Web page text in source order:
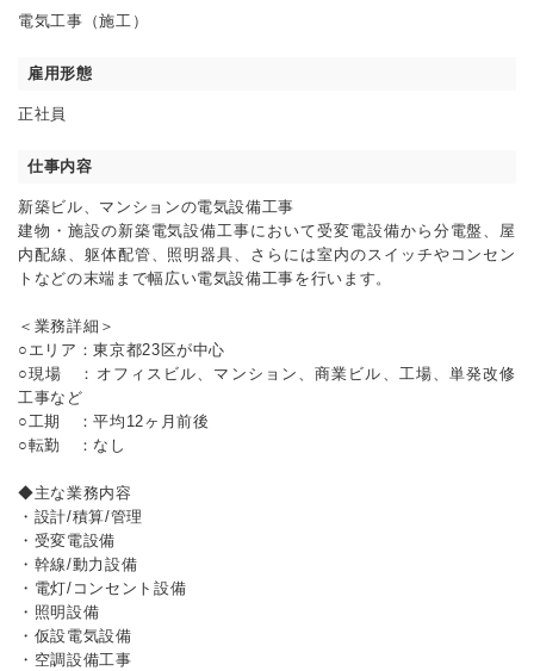
電気工事（施工）
雇用形態
正社員
仕事内容
新築ビル、マンションの電気設備工事
建物・施設の新築電気設備工事において受変電設備から分電盤、屋
内配線、躯体配管、照明器具、さらには室内のスイッチやコンセン
トなどの末端まで幅広い電気設備工事を行います。
＜業務詳細＞
○エリア：東京都23区が中心
○現場 ：オフィスビル、マンション、商業ビル、工場、単発改修
工事など
○工期 ：平均12ヶ月前後
○転勤 ：なし
◆主な業務内容
・設計/積算/管理
・受変電設備
・幹線/動力設備
・電灯/コンセント設備
・照明設備
・仮設電気設備
・空調設備工事